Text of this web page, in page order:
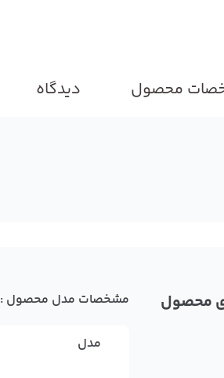
محصول دیدگاه
محصول مشخصات مدل محصول :
مدل